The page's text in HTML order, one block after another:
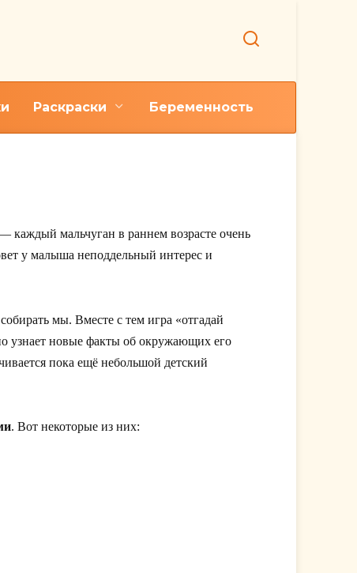
Раскраски Беременность
каждый мальчуган в раннем возрасте очень
у малыша неподдельный интерес и
мы. Вместе с тем игра «отгадай
узнает новые факты об окружающих его
пока ещё небольшой детский
. Вот некоторые из них: